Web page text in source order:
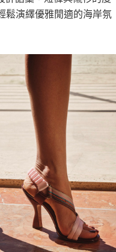
演繹優雅閒適的海岸氛